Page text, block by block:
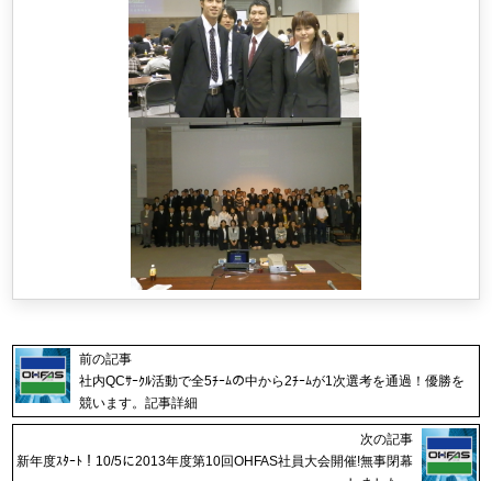
前の記事
社内QCｻｰｸﾙ活動で全5ﾁｰﾑの中から2ﾁｰﾑが1次選考を通過！優勝を
競います。記事詳細
次の記事
新年度ｽﾀｰﾄ！10/5に2013年度第10回OHFAS社員大会開催!無事閉幕